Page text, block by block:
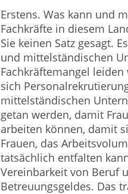
Erstens. Was kann und
Fachkräfte in diesem
Sie keinen Satz gesagt.
und mittelständischen
Fachkräftemangel
sich
mittelständischen
getan werden, damit
arbeiten können, damit
Frauen, das
tatsächlich entfalten
Vereinbarkeit von Beruf
Betreuungsgeldes. Das